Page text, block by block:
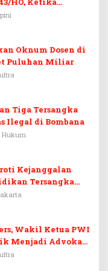
Pemerasan
Oknum Dosen di
Puluhan Miliar
Tiga Tersangka
Ilegal di Bombana
Hukum
Kejanggalan
Tersangka
Wakil Ketua PWI
Menjadi Advokat